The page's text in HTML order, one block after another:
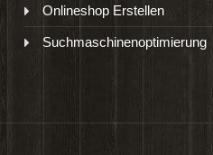
Onlineshop Erstellen
Suchmaschinenoptimierung